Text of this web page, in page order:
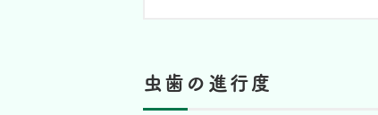
虫歯の進行度